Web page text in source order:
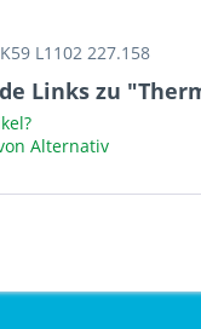
L1102 227.158
Links zu
Alternativ